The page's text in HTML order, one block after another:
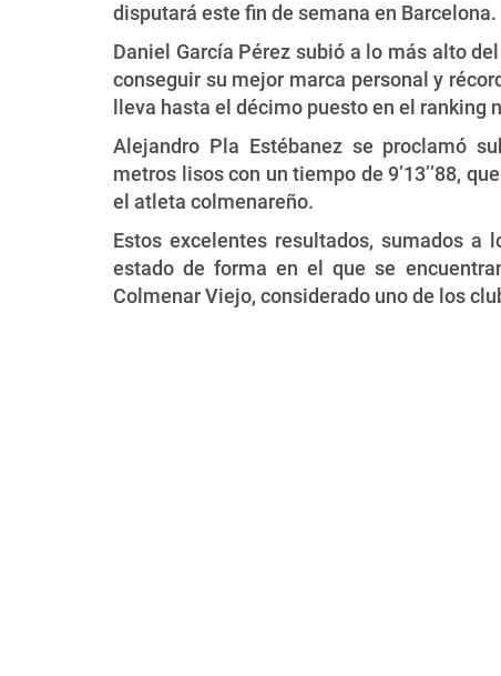
disputará este fin de semana en Barcelona.
Daniel García Pérez subió a lo más alto
conseguir su mejor marca personal y
lleva hasta el décimo puesto en el ranking
Alejandro Pla Estébanez se proclamó
metros lisos con un tiempo de 9’13’’88,
el atleta colmenareño.
Estos excelentes resultados, sumados a
estado de forma en el que se
Colmenar Viejo, considerado uno de los